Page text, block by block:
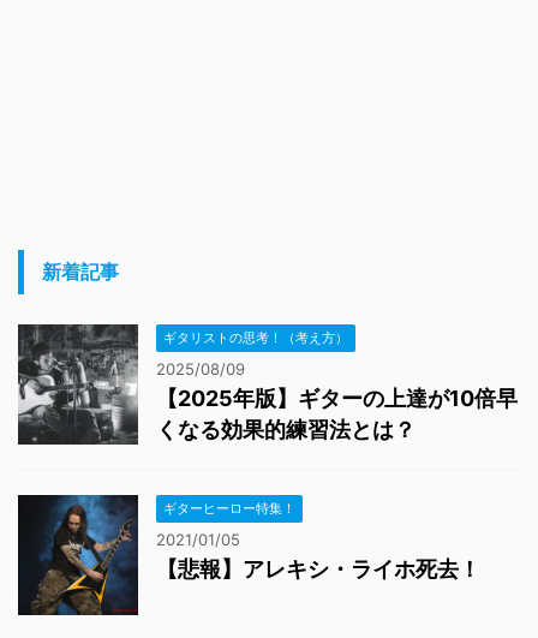
新着記事
ギタリストの思考！（考え方）
2025/08/09
【2025年版】ギターの上達が10倍早
くなる効果的練習法とは？
ギターヒーロー特集！
2021/01/05
【悲報】アレキシ・ライホ死去！